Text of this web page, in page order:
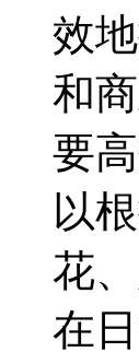
效
和
要
以
花
在